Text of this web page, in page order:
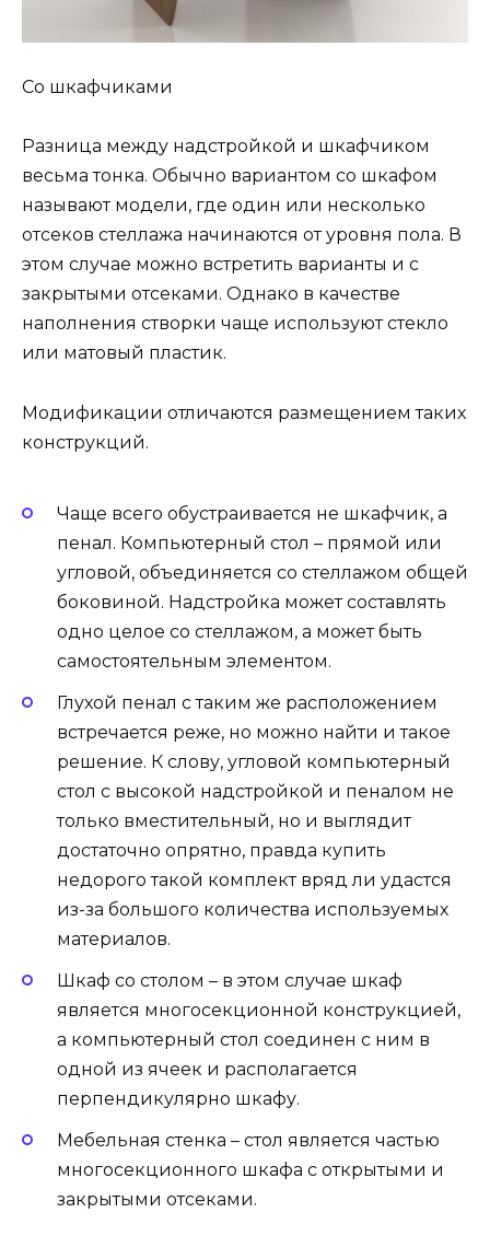
Со шкафчиками
Разница между надстройкой и шкафчиком
весьма тонка. Обычно вариантом со шкафом
называют модели, где один или несколько
отсеков стеллажа начинаются от уровня пола. В
этом случае можно встретить варианты и с
закрытыми отсеками. Однако в качестве
наполнения створки чаще используют стекло
или матовый пластик.
Модификации отличаются размещением таких
конструкций.
Чаще всего обустраивается не шкафчик, а
пенал. Компьютерный стол – прямой или
угловой, объединяется со стеллажом общей
боковиной. Надстройка может составлять
одно целое со стеллажом, а может быть
самостоятельным элементом.
Глухой пенал с таким же расположением
встречается реже, но можно найти и такое
решение. К слову, угловой компьютерный
стол с высокой надстройкой и пеналом не
только вместительный, но и выглядит
достаточно опрятно, правда купить
недорого такой комплект вряд ли удастся
из-за большого количества используемых
материалов.
Шкаф со столом – в этом случае шкаф
является многосекционной конструкцией,
а компьютерный стол соединен с ним в
одной из ячеек и располагается
перпендикулярно шкафу.
Мебельная стенка – стол является частью
многосекционного шкафа с открытыми и
закрытыми отсеками.